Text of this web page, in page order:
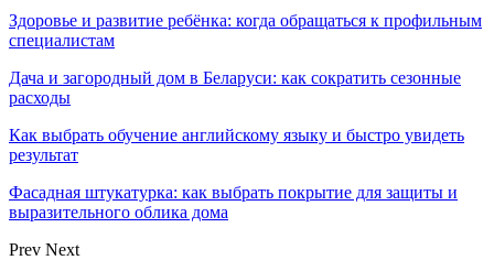
Здоровье и развитие ребёнка: когда обращаться к профильным
специалистам
Дача и загородный дом в Беларуси: как сократить сезонные
расходы
Как выбрать обучение английскому языку и быстро увидеть
результат
Фасадная штукатурка: как выбрать покрытие для защиты и
выразительного облика дома
Prev Next